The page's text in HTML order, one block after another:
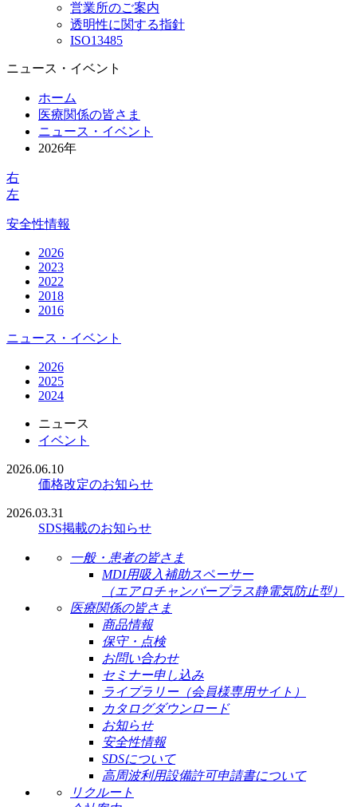
営業所のご案内
透明性に関する指針
ISO13485
ニュース・イベント
ホーム
医療関係の皆さま
ニュース・イベント
2026年
右
左
安全性情報
2026
2023
2022
2018
2016
ニュース・イベント
2026
2025
2024
ニュース
イベント
2026.06.10
価格改定のお知らせ
2026.03.31
SDS掲載のお知らせ
一般・患者の皆さま
MDI用吸入補助スペーサー
（エアロチャンバープラス静電気防止型）
医療関係の皆さま
商品情報
保守・点検
お問い合わせ
セミナー申し込み
ライブラリー（会員様専用サイト）
カタログダウンロード
お知らせ
安全性情報
SDSについて
高周波利用設備許可申請書について
リクルート